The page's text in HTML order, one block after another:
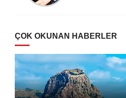
ÇOK OKUNAN HABERLER